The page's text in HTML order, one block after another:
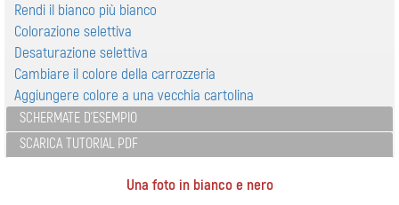
Rendi il bianco più bianco
Colorazione selettiva
Desaturazione selettiva
Cambiare il colore della carrozzeria
Aggiungere colore a una vecchia cartolina
SCHERMATE D'ESEMPIO
SCARICA TUTORIAL PDF
Una foto in bianco e nero